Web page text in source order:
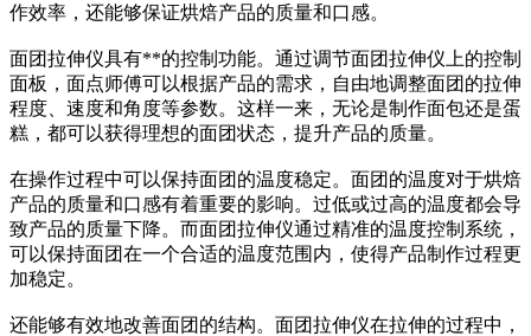
作效率，还能够保证烘焙产品的质量和口感。
面团拉伸仪具有**的控制功能。通过调节面团拉伸仪上的控制
面板，面点师傅可以根据产品的需求，自由地调整面团的拉伸
程度、速度和角度等参数。这样一来，无论是制作面包还是蛋
糕，都可以获得理想的面团状态，提升产品的质量。
在操作过程中可以保持面团的温度稳定。面团的温度对于烘焙
产品的质量和口感有着重要的影响。过低或过高的温度都会导
致产品的质量下降。而面团拉伸仪通过精准的温度控制系统，
可以保持面团在一个合适的温度范围内，使得产品制作过程更
加稳定。
还能够有效地改善面团的结构。面团拉伸仪在拉伸的过程中，